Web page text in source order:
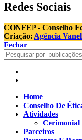
Redes Sociais
CONFEP - Conselho
Criação: Agência
Fechar
Home
Conselho De
Atividades
Cerimonial
Parceiros